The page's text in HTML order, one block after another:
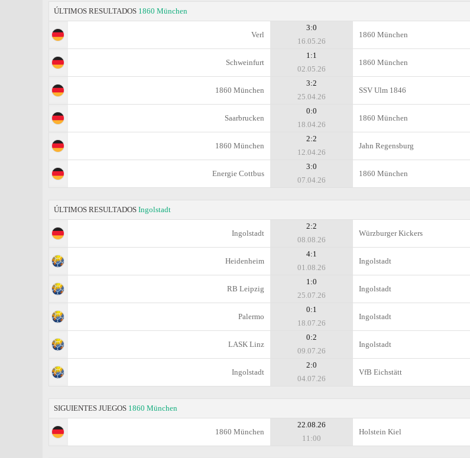
ÚLTIMOS RESULTADOS 1860 München
Verl
3:0
16.05.26
1860 München
Schweinfurt
1:1
02.05.26
1860 München
1860 München
3:2
25.04.26
SSV Ulm 1846
Saarbrucken
0:0
18.04.26
1860 München
1860 München
2:2
12.04.26
Jahn Regensburg
Energie Cottbus
3:0
07.04.26
1860 München
ÚLTIMOS RESULTADOS Ingolstadt
Ingolstadt
2:2
08.08.26
Würzburger Kickers
Heidenheim
4:1
01.08.26
Ingolstadt
RB Leipzig
1:0
25.07.26
Ingolstadt
Palermo
0:1
18.07.26
Ingolstadt
LASK Linz
0:2
09.07.26
Ingolstadt
Ingolstadt
2:0
04.07.26
VfB Eichstätt
SIGUIENTES JUEGOS 1860 München
1860 München
22.08.26
11:00
Holstein Kiel